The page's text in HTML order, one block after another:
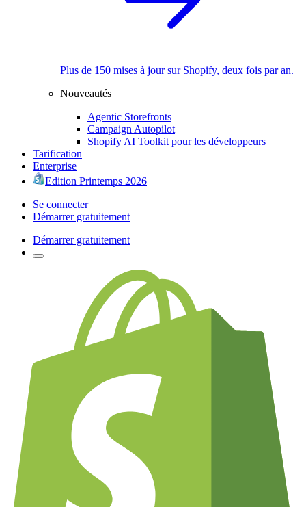
Plus de 150 mises à jour sur Shopify, deux fois par an.
Nouveautés
Agentic Storefronts
Campaign Autopilot
Shopify AI Toolkit pour les développeurs
Tarification
Enterprise
Edition Printemps 2026
Se connecter
Démarrer gratuitement
Démarrer gratuitement